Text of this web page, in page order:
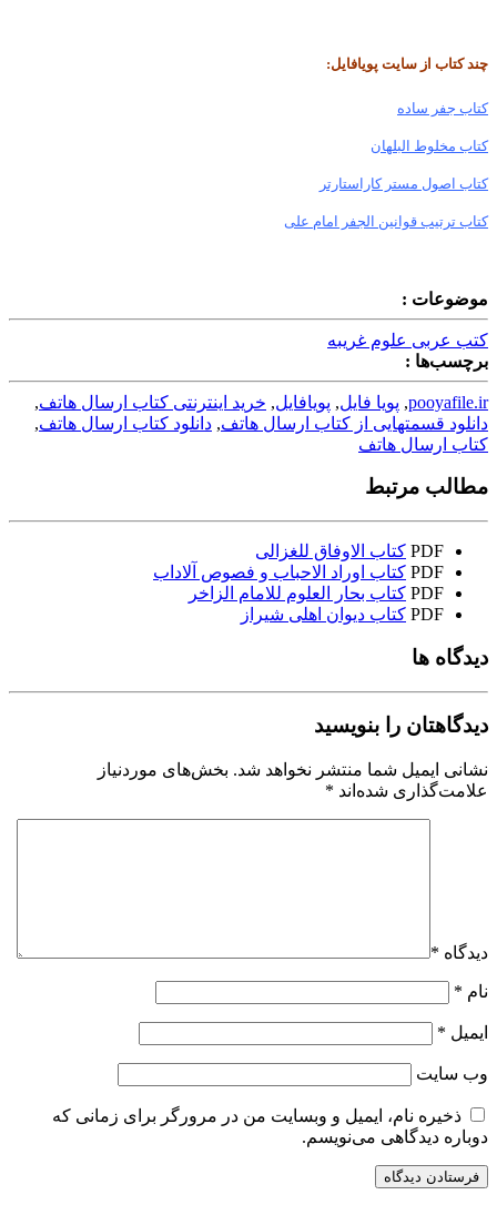
چند کتاب از سایت پویافایل:
کتاب جفر ساده
کتاب مخلوط البلهان
کتاب اصول مستر کاراستارتر
کتاب ترتیب قوانین الجفر امام علی
موضوعات :
کتب عربی علوم غریبه
برچسب‌ها :
pooyafile.ir
, پویا فایل, پویافایل, خرید اینترنتی کتاب ارسال هاتف,
دانلود قسمتهایی از کتاب ارسال هاتف, دانلود کتاب ارسال هاتف,
کتاب ارسال هاتف
مطالب مرتبط
PDF کتاب الاوفاق للغزالی
PDF کتاب اوراد الاحباب و فصوص آلاداب
PDF کتاب بحار العلوم للامام الزاخر
PDF کتاب دیوان اهلی شیراز
دیدگاه ها
دیدگاهتان را بنویسید
نشانی ایمیل شما منتشر نخواهد شد. بخش‌های موردنیاز
علامت‌گذاری شده‌اند *
دیدگاه *
نام *
ایمیل *
وب‌ سایت
ذخیره نام، ایمیل و وبسایت من در مرورگر برای زمانی که
دوباره دیدگاهی می‌نویسم.